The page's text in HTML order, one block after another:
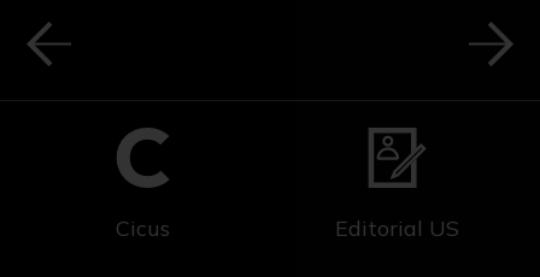
Cicus Editorial US